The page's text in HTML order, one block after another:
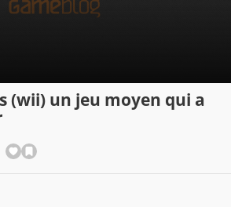
(wii) un jeu moyen qui a